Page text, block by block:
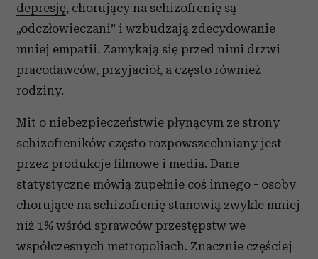
depresję, chorujący na schizofrenię są
„odczłowieczani” i wzbudzają zdecydowanie
mniej empatii. Zamykają się przed nimi drzwi
pracodawców, przyjaciół, a często również
rodziny.
Mit o niebezpieczeństwie płynącym ze strony
schizofreników często rozpowszechniany jest
przez produkcje filmowe i media. Dane
statystyczne mówią zupełnie coś innego - osoby
chorujące na schizofrenię stanowią zwykle mniej
niż 1% wśród sprawców przestępstw we
współczesnych metropoliach. Znacznie częściej